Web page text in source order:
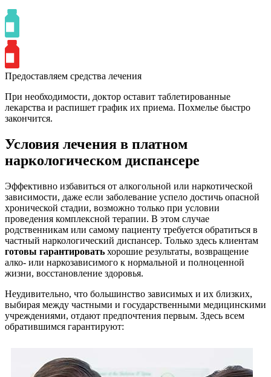
Предоставляем средства лечения
При необходимости, доктор оставит таблетированные
лекарства и распишет график их приема. Похмелье быстро
закончится.
Условия лечения в платном
наркологическом диспансере
Эффективно избавиться от алкогольной или наркотической
зависимости, даже если заболевание успело достичь опасной
хронической стадии, возможно только при условии
проведения комплексной терапии. В этом случае
родственникам или самому пациенту требуется обратиться в
частный наркологический диспансер. Только здесь клиентам
готовы гарантировать хорошие результаты, возвращение
алко- или наркозависимого к нормальной и полноценной
жизни, восстановление здоровья.
Неудивительно, что большинство зависимых и их близких,
выбирая между частными и государственными медицинскими
учреждениями, отдают предпочтения первым. Здесь всем
обратившимся гарантируют: